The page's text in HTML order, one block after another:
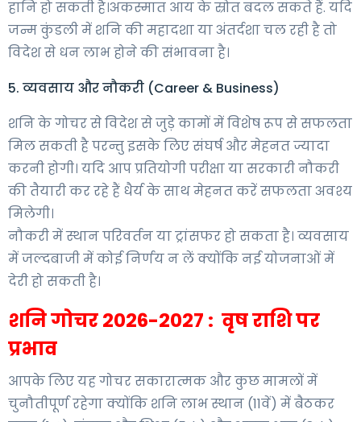
हानि हो सकती है।अकस्मात आय के स्रोत बदल सकते हैं. यदि
जन्म कुंडली में शनि की महादशा या अंतर्दशा चल रही है तो
विदेश से धन लाभ होने की संभावना है।
5. व्यवसाय और नौकरी (Career & Business)
शनि के गोचर से विदेश से जुड़े कामों में विशेष रूप से सफलता
मिल सकती है परन्तु इसके लिए संघर्ष और मेहनत ज्यादा
करनी होगी। यदि आप प्रतियोगी परीक्षा या सरकारी नौकरी
की तैयारी कर रहे हैं धैर्य के साथ मेहनत करें सफलता अवश्य
मिलेगी।
नौकरी में स्थान परिवर्तन या ट्रांसफर हो सकता है। व्यवसाय
में जल्दबाजी में कोई निर्णय न लें क्योंकि नई योजनाओं में
देरी हो सकती है।
शनि गोचर 2026-2027 : वृष राशि पर
प्रभाव
आपके लिए यह गोचर सकारात्मक और कुछ मामलों में
चुनौतीपूर्ण रहेगा क्योंकि शनि लाभ स्थान (11वें) में बैठकर